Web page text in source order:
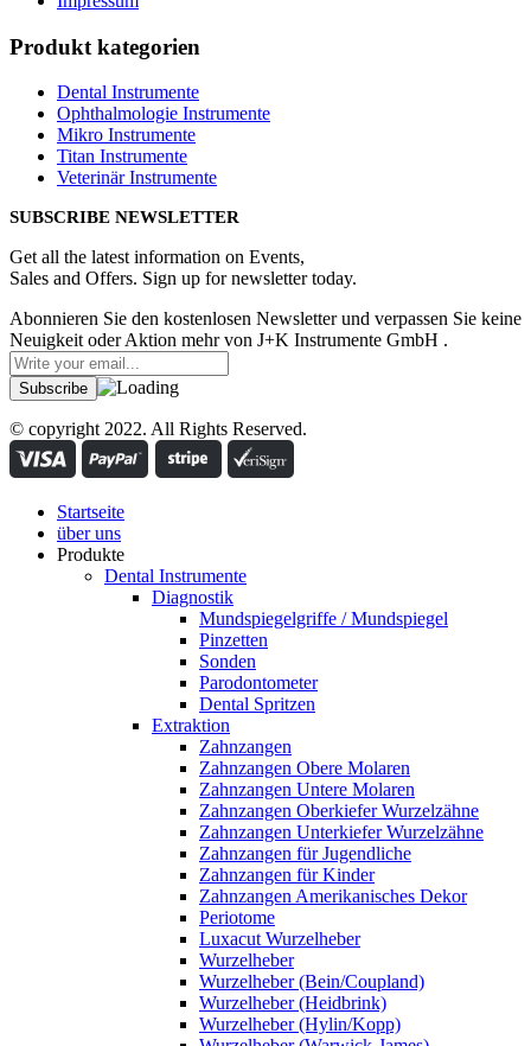
Produkt kategorien
Dental Instrumente
Ophthalmologie Instrumente
Mikro Instrumente
Titan Instrumente
Veterinär Instrumente
SUBSCRIBE NEWSLETTER
Get all the latest information on Events,
Sales and Offers. Sign up for newsletter today.
Abonnieren Sie den kostenlosen Newsletter und verpassen Sie keine
Neuigkeit oder Aktion mehr von J+K Instrumente GmbH .
© copyright 2022. All Rights Reserved.
Startseite
über uns
Produkte
Dental Instrumente
Diagnostik
Mundspiegelgriffe / Mundspiegel
Pinzetten
Sonden
Parodontometer
Dental Spritzen
Extraktion
Zahnzangen
Zahnzangen Obere Molaren
Zahnzangen Untere Molaren
Zahnzangen Oberkiefer Wurzelzähne
Zahnzangen Unterkiefer Wurzelzähne
Zahnzangen für Jugendliche
Zahnzangen für Kinder
Zahnzangen Amerikanisches Dekor
Periotome
Luxacut Wurzelheber
Wurzelheber
Wurzelheber (Bein/Coupland)
Wurzelheber (Heidbrink)
Wurzelheber (Hylin/Kopp)